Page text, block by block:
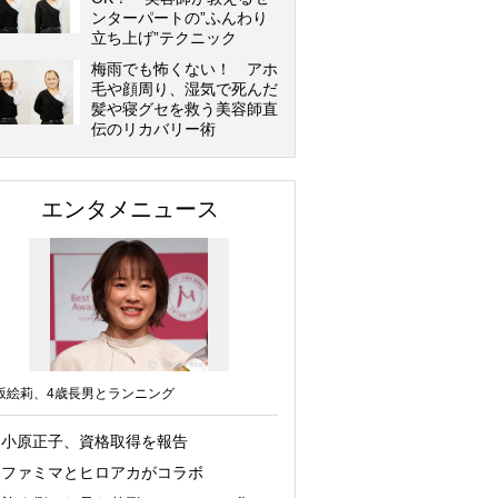
ンターパートの”ふんわり
立ち上げ”テクニック
梅雨でも怖くない！ アホ
毛や顔周り、湿気で死んだ
髪や寝グセを救う美容師直
伝のリカバリー術
エンタメニュース
絵莉、4歳長男とランニング
小原正子、資格取得を報告
ファミマとヒロアカがコラボ